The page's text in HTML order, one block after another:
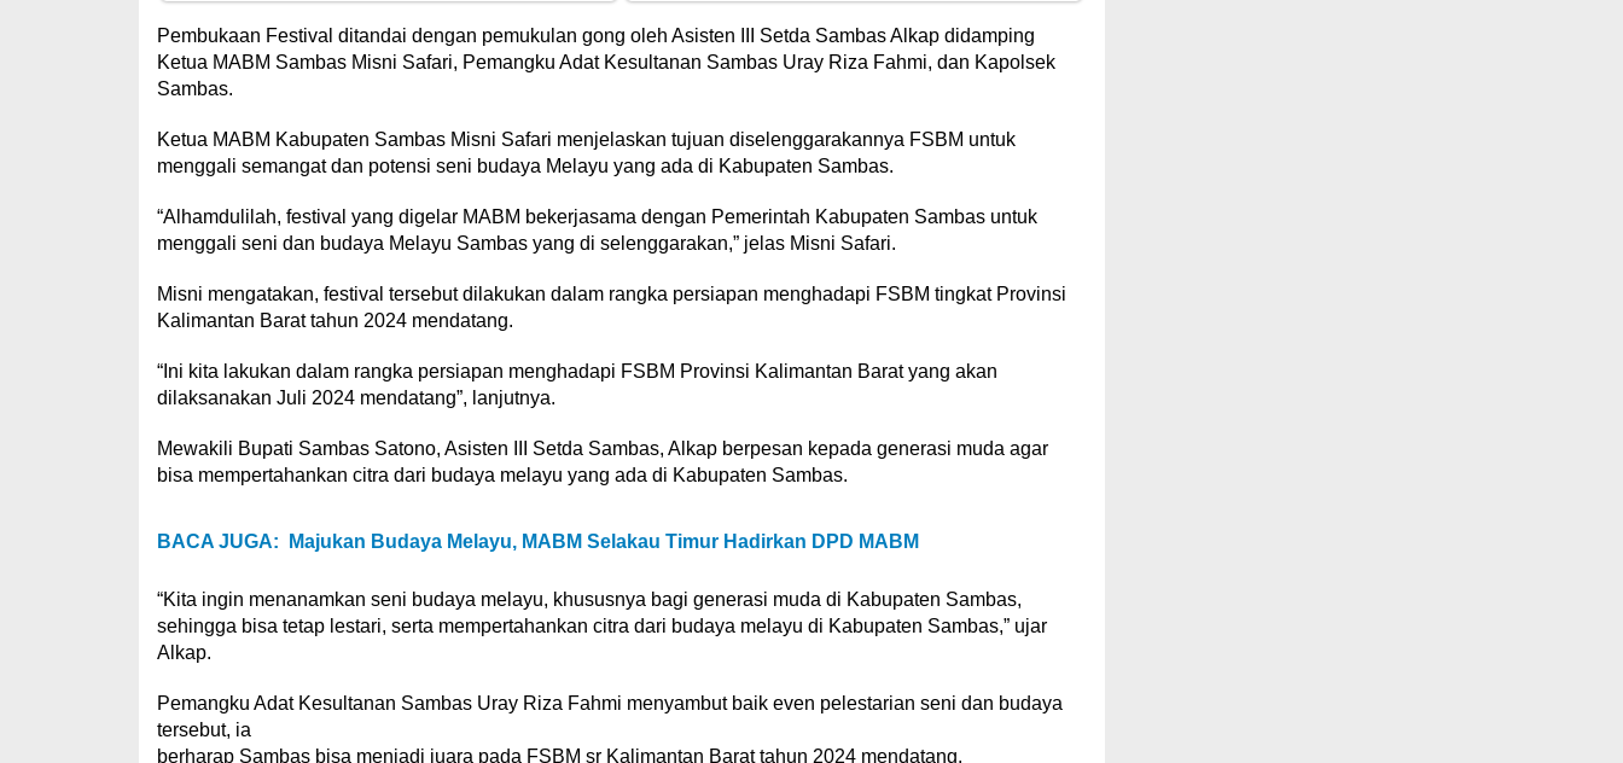
Pembukaan Festival ditandai dengan pemukulan gong oleh Asisten III Setda Sambas Alkap didamping
Ketua MABM Sambas Misni Safari, Pemangku Adat Kesultanan Sambas Uray Riza Fahmi, dan Kapolsek
Sambas.
Ketua MABM Kabupaten Sambas Misni Safari menjelaskan tujuan diselenggarakannya FSBM untuk
menggali semangat dan potensi seni budaya Melayu yang ada di Kabupaten Sambas.
“Alhamdulilah, festival yang digelar MABM bekerjasama dengan Pemerintah Kabupaten Sambas untuk
menggali seni dan budaya Melayu Sambas yang di selenggarakan,” jelas Misni Safari.
Misni mengatakan, festival tersebut dilakukan dalam rangka persiapan menghadapi FSBM tingkat Provinsi
Kalimantan Barat tahun 2024 mendatang.
“Ini kita lakukan dalam rangka persiapan menghadapi FSBM Provinsi Kalimantan Barat yang akan
dilaksanakan Juli 2024 mendatang”, lanjutnya.
Mewakili Bupati Sambas Satono, Asisten III Setda Sambas, Alkap berpesan kepada generasi muda agar
bisa mempertahankan citra dari budaya melayu yang ada di Kabupaten Sambas.
BACA JUGA: Majukan Budaya Melayu, MABM Selakau Timur Hadirkan DPD MABM
“Kita ingin menanamkan seni budaya melayu, khususnya bagi generasi muda di Kabupaten Sambas,
sehingga bisa tetap lestari, serta mempertahankan citra dari budaya melayu di Kabupaten Sambas,” ujar
Alkap.
Pemangku Adat Kesultanan Sambas Uray Riza Fahmi menyambut baik even pelestarian seni dan budaya
tersebut, ia
berharap Sambas bisa menjadi juara pada FSBM sr Kalimantan Barat tahun 2024 mendatang.